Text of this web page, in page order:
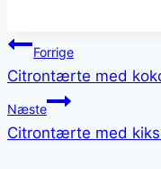
Forrige
Citrontærte med
Næste
Citrontærte med